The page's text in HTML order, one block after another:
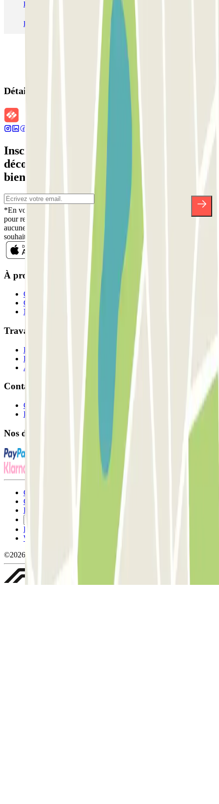
Parking Aéroport Roland Garros La Réunion P4 Longue Durée
Parking Aéroport Barcelone Parking Aéroport Beauvais
Détails de la réservation
Inscrivez-vous à notre newsletter et
découvrez des réductions, des concours et
bien d'autres surprises.
*En vous inscrivant, vous acceptez notre politique de confidentialité
pour recevoir des communications commerciales de Parclick. Sans
aucune obligation, vous pouvez vous désinscrire quand vous le
souhaitez dans la même newsletter.
À propos de Parclick
Qui sommes-nous ?
Comment ça marche?
Nos parkings
Travaillons ensemble?
Professionnels
Fournisseur de parking
Affiliés
Contact
Contactez-nous
FAQ
Nos différents modes de paiement:
Conditions générales d'utilisation et contrat
Conditions d'annulation
Politique relative aux cookies
Politique de confidentialité
Whistleblowing
©2026 Parclick. Tous droits réservés